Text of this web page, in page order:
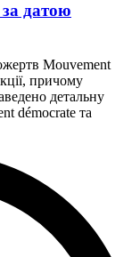
датою
Mouvement
причому
детальну
démocrate та